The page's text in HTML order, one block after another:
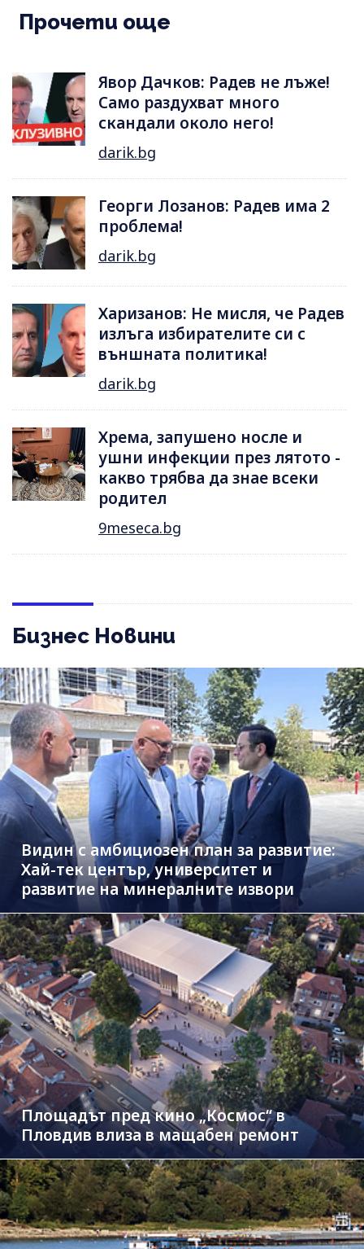
Прочети още
Явор Дачков: Радев не лъже!
Само раздухват много
скандали около него!
darik.bg
Георги Лозанов: Радев има 2
проблема!
darik.bg
Харизанов: Не мисля, че Радев
излъга избирателите си с
външната политика!
darik.bg
Хрема, запушено носле и
ушни инфекции през лятотo -
какво трябва да знае всеки
родител
9meseca.bg
Бизнес Новини
Видин с амбициозен план за развитие:
Хай-тек център, университет и
развитие на минералните извори
Площадът пред кино „Космос“ в
Пловдив влиза в мащабен ремонт